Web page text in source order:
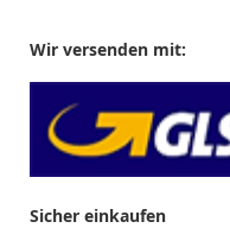
Wir versenden mit:
Sicher einkaufen